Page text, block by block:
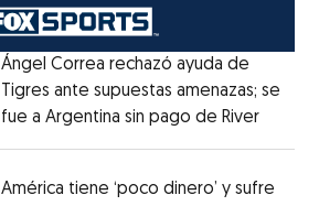
Ángel Correa rechazó ayuda de
Tigres ante supuestas amenazas; se
fue a Argentina sin pago de RiverOpens
América tiene ‘poco dinero’ y sufre